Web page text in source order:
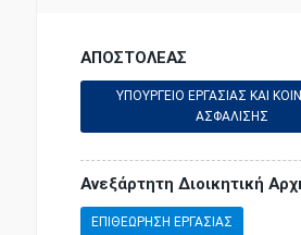
ΑΠΟΣΤΟΛΕΑΣ
ΥΠΟΥΡΓΕΙΟ ΕΡΓΑΣΙΑΣ ΚΑΙ
ΑΣΦΑΛΙΣΗΣ
Ανεξάρτητη Διοικητική
ΕΠΙΘΕΩΡΗΣΗ ΕΡΓΑΣΙΑΣ